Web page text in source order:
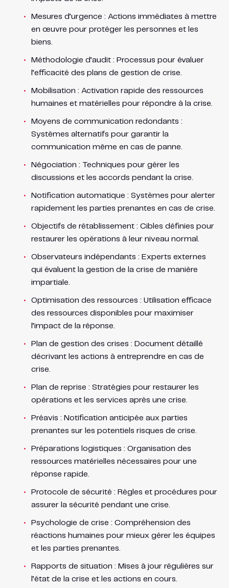
Mesures d’urgence : Actions immédiates à mettre
en œuvre pour protéger les personnes et les
biens.
Méthodologie d’audit : Processus pour évaluer
l’efficacité des plans de gestion de crise.
Mobilisation : Activation rapide des ressources
humaines et matérielles pour répondre à la crise.
Moyens de communication redondants :
Systèmes alternatifs pour garantir la
communication même en cas de panne.
Négociation : Techniques pour gérer les
discussions et les accords pendant la crise.
Notification automatique : Systèmes pour alerter
rapidement les parties prenantes en cas de crise.
Objectifs de rétablissement : Cibles définies pour
restaurer les opérations à leur niveau normal.
Observateurs indépendants : Experts externes
qui évaluent la gestion de la crise de manière
impartiale.
Optimisation des ressources : Utilisation efficace
des ressources disponibles pour maximiser
l’impact de la réponse.
Plan de gestion des crises : Document détaillé
décrivant les actions à entreprendre en cas de
crise.
Plan de reprise : Stratégies pour restaurer les
opérations et les services après une crise.
Préavis : Notification anticipée aux parties
prenantes sur les potentiels risques de crise.
Préparations logistiques : Organisation des
ressources matérielles nécessaires pour une
réponse rapide.
Protocole de sécurité : Règles et procédures pour
assurer la sécurité pendant une crise.
Psychologie de crise : Compréhension des
réactions humaines pour mieux gérer les équipes
et les parties prenantes.
Rapports de situation : Mises à jour régulières sur
l’état de la crise et les actions en cours.